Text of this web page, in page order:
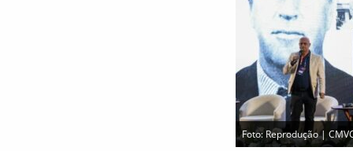
Foto: Reprodução |